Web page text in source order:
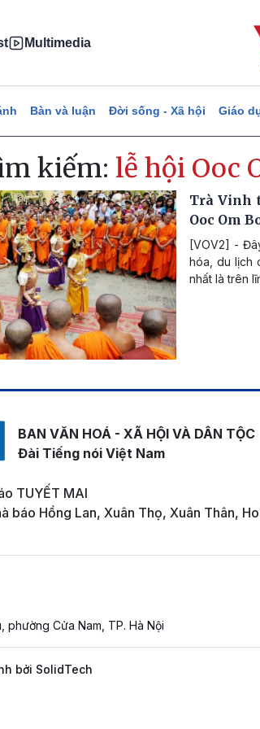
Multimedia
Bàn và luận Đời sống - Xã hội Giáo
kiếm: lễ hội Ooc
Trà Vinh
Ooc Om
[VOV2] -
hóa, du lịch
nhất là trên
BAN VĂN HOÁ - XÃ HỘI VÀ DÂN TỘC
Đài Tiếng nói Việt Nam
TUYẾT MAI
báo Hồng Lan, Xuân Thọ, Xuân Thân,
phường Cửa Nam, TP. Hà Nội
bởi SolidTech